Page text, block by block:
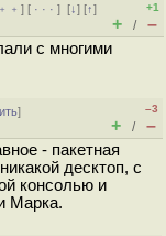
] [ · · ·][↓] [↑]
+1
+ / –
с многими
]
–3
+ / –
- пакетная
десктоп, с
консолью и
Марка.